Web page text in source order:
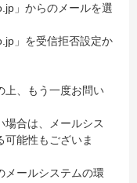
」からのメールを選
」を受信拒否設定か
上、もう一度お問い
場合は、メールシス
可能性もございま
メールシステムの環